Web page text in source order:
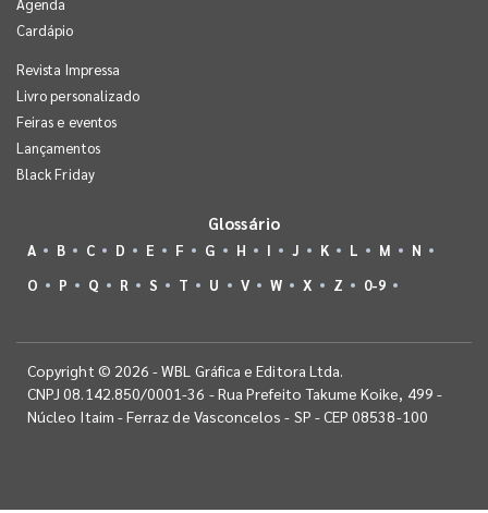
Cardápio
Revista Impressa
Livro personalizado
Feiras e eventos
Lançamentos
Black Friday
Glossário
A B C D E F G H I J K L M
N
O
P Q R S T U V W X Z 0-9
Copyright © 2026 - WBL Gráfica e Editora Ltda.
CNPJ 08.142.850/0001-36 - Rua Prefeito Takume Koike, 499 -
Núcleo Itaim - Ferraz de Vasconcelos - SP - CEP 08538-100